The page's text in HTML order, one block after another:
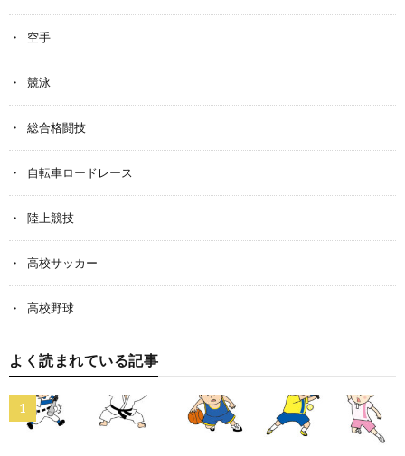
空手
競泳
総合格闘技
自転車ロードレース
陸上競技
高校サッカー
高校野球
よく読まれている記事